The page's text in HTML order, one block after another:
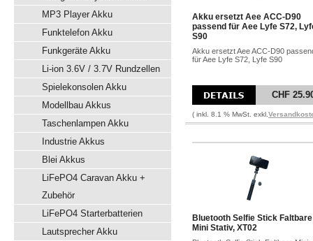
MP3 Player Akku
Funktelefon Akku
Funkgeräte Akku
Li-ion 3.6V / 3.7V Rundzellen
Spielekonsolen Akku
Modellbau Akkus
Taschenlampen Akku
Industrie Akkus
Blei Akkus
LiFePO4 Caravan Akku +
Zubehör
LiFePO4 Starterbatterien
Lautsprecher Akku
Akku ersetzt Aee ACC-D90
passend für Aee Lyfe S72,
S90
Akku ersetzt Aee ACC-D90
für Aee Lyfe S72, Lyfe S90
CHF
( inkl. 8.1 % MwSt. exkl.
Bluetooth Selfie Stick Faltbare
Mini Stativ, XT02